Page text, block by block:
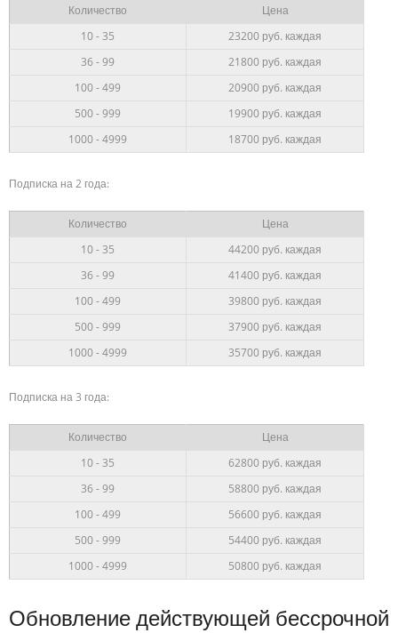
Количество
Цена
10 - 35
23200 руб. каждая
36 - 99
21800 руб. каждая
100 - 499
20900 руб. каждая
500 - 999
19900 руб. каждая
1000 - 4999
18700 руб. каждая
Подписка на 2 года:
Количество
Цена
10 - 35
44200 руб. каждая
36 - 99
41400 руб. каждая
100 - 499
39800 руб. каждая
500 - 999
37900 руб. каждая
1000 - 4999
35700 руб. каждая
Подписка на 3 года:
Количество
Цена
10 - 35
62800 руб. каждая
36 - 99
58800 руб. каждая
100 - 499
56600 руб. каждая
500 - 999
54400 руб. каждая
1000 - 4999
50800 руб. каждая
Обновление действующей бессрочной